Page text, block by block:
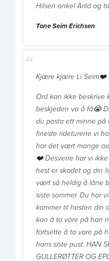
Hilsen onkel Arild og
Tone Seim Erichsen
Kjære kjære Li Seim❤️
Ord kan ikke
beskjeden va å få😭
du posta ett minne
fineste rideturene vi
har det vært mange
❤️ Desverre har vi
hest er skadet og din
vært så heldig å låne
siste sommer. Du har
kommer til hesten
kan å ta vare på han
fortsette å ta vare på
hans siste pust. HAN
GULLERØTTER OG